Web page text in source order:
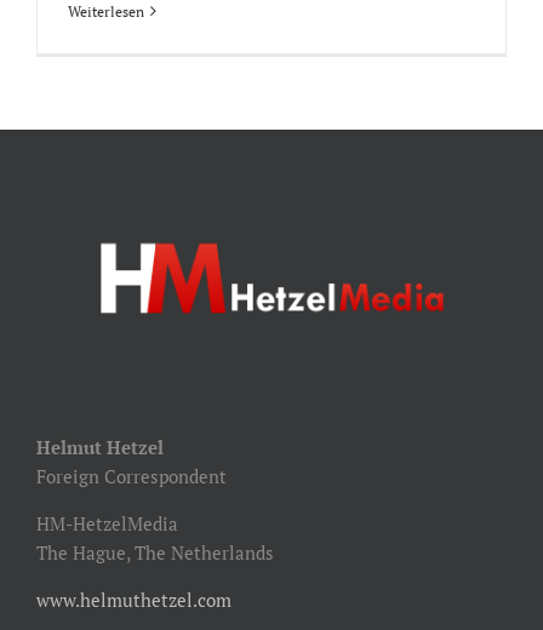
Weiterlesen
Helmut Hetzel
Foreign Correspondent
HM-HetzelMedia
The Hague, The Netherlands
www.helmuthetzel.com